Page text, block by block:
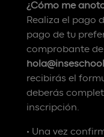
¿Cómo me
Realiza el pago
pago de tu
comprobante
recibirás el
deberás
inscripción.
• Una vez